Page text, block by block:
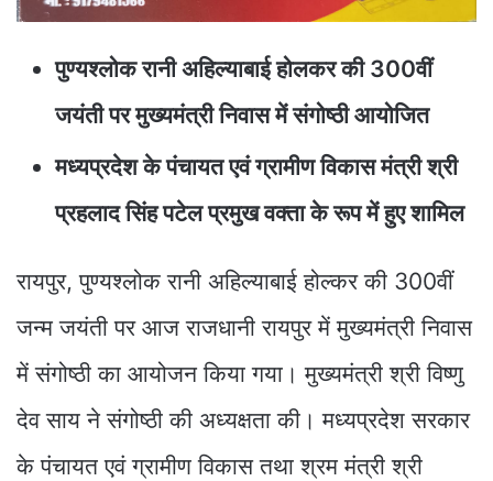
पुण्यश्लोक रानी अहिल्याबाई होलकर की 300वीं
जयंती पर मुख्यमंत्री निवास में संगोष्ठी आयोजित
मध्यप्रदेश के पंचायत एवं ग्रामीण विकास मंत्री श्री
प्रहलाद सिंह पटेल प्रमुख वक्ता के रूप में हुए शामिल
रायपुर, पुण्यश्लोक रानी अहिल्याबाई होल्कर की 300वीं
जन्म जयंती पर आज राजधानी रायपुर में मुख्यमंत्री निवास
में संगोष्ठी का आयोजन किया गया। मुख्यमंत्री श्री विष्णु
देव साय ने संगोष्ठी की अध्यक्षता की। मध्यप्रदेश सरकार
के पंचायत एवं ग्रामीण विकास तथा श्रम मंत्री श्री